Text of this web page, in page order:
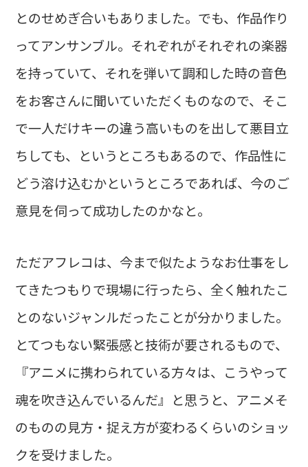
とのせめぎ合いもありました。でも、作品作り
ってアンサンブル。それぞれがそれぞれの楽器
を持っていて、それを弾いて調和した時の音色
をお客さんに聞いていただくものなので、そこ
で一人だけキーの違う高いものを出して悪目立
ちしても、というところもあるので、作品性に
どう溶け込むかというところであれば、今のご
意見を伺って成功したのかなと。
ただアフレコは、今まで似たようなお仕事をし
てきたつもりで現場に行ったら、全く触れたこ
とのないジャンルだったことが分かりました。
とてつもない緊張感と技術が要されるもので、
『アニメに携わられている方々は、こうやって
魂を吹き込んでいるんだ』と思うと、アニメそ
のものの見方・捉え方が変わるくらいのショッ
クを受けました。